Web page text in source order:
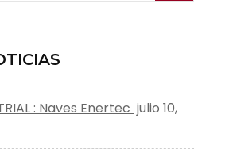
: Naves Enertec julio 10,